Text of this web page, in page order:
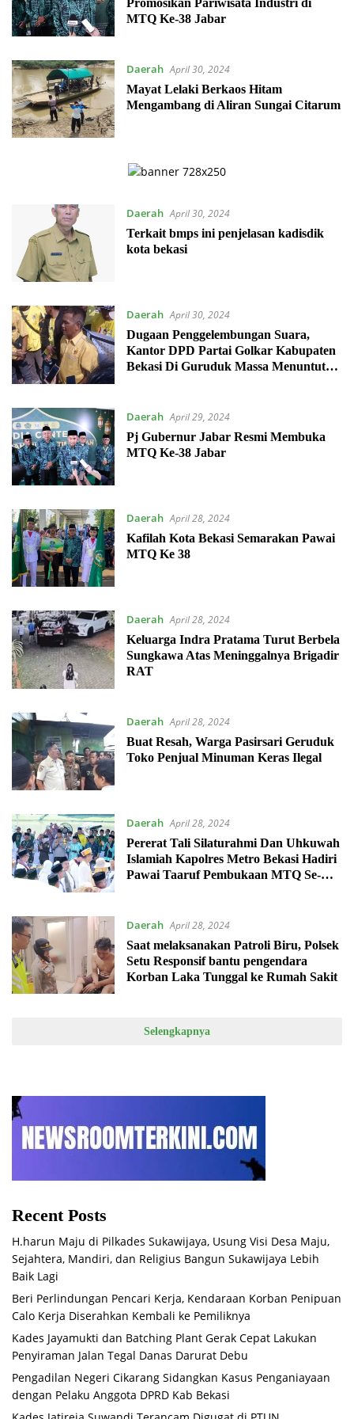
Promosikan Pariwisata Industri di
MTQ Ke-38 Jabar
Daerah April 30, 2024
Mayat Lelaki Berkaos Hitam
Mengambang di Aliran Sungai Citarum
Daerah April 30, 2024
Terkait bmps ini penjelasan kadisdik
kota bekasi
Daerah April 30, 2024
Dugaan Penggelembungan Suara,
Kantor DPD Partai Golkar Kabupaten
Bekasi Di Guruduk Massa Menuntut
Daerah April 29, 2024
Pj Gubernur Jabar Resmi Membuka
MTQ Ke-38 Jabar
Daerah April 28, 2024
Kafilah Kota Bekasi Semarakan Pawai
MTQ Ke 38
Daerah April 28, 2024
Keluarga Indra Pratama Turut Berbela
Sungkawa Atas Meninggalnya Brigadir
RAT
Daerah April 28, 2024
Buat Resah, Warga Pasirsari Geruduk
Toko Penjual Minuman Keras Ilegal
Daerah April 28, 2024
Pererat Tali Silaturahmi Dan Uhkuwah
Islamiah Kapolres Metro Bekasi Hadiri
Pawai Taaruf Pembukaan MTQ Se-
Daerah April 28, 2024
Saat melaksanakan Patroli Biru, Polsek
Setu Responsif bantu pengendara
Korban Laka Tunggal ke Rumah Sakit
Selengkapnya
Recent Posts
H.harun Maju di Pilkades Sukawijaya, Usung Visi Desa Maju,
Sejahtera, Mandiri, dan Religius Bangun Sukawijaya Lebih
Baik Lagi
Beri Perlindungan Pencari Kerja, Kendaraan Korban Penipuan
Calo Kerja Diserahkan Kembali ke Pemiliknya
Kades Jayamukti dan Batching Plant Gerak Cepat Lakukan
Penyiraman Jalan Tegal Danas Darurat Debu
Pengadilan Negeri Cikarang Sidangkan Kasus Penganiayaan
dengan Pelaku Anggota DPRD Kab Bekasi